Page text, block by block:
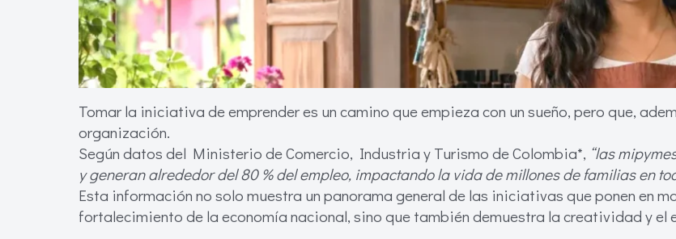
Tomar la iniciativa de emprender es un camino que empieza con un sueño, pero que,
organización.
Según datos del Ministerio de Comercio, Industria y Turismo de Colombia*, “las
y generan alrededor del 80 % del empleo, impactando la vida de millones de familias en
Esta información no solo muestra un panorama general de las iniciativas que ponen en
fortalecimiento de la economía nacional, sino que también demuestra la creatividad y el